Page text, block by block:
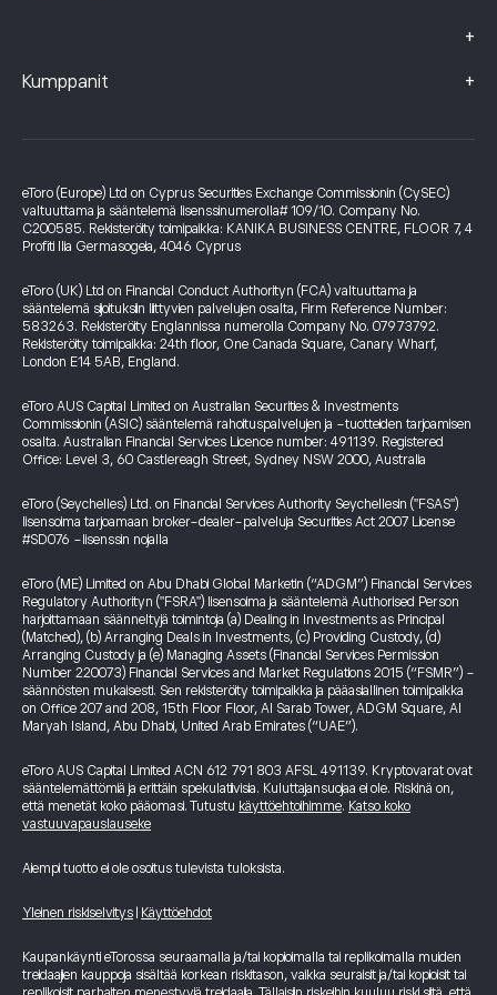
+
Kumppanit +
eToro (Europe) Ltd on Cyprus Securities Exchange Commissionin (CySEC)
valtuuttama ja sääntelemä lisenssinumerolla# 109/10. Company No.
C200585. Rekisteröity toimipaikka: KANIKA BUSINESS CENTRE, FLOOR 7, 4
Profiti Ilia Germasogeia, 4046 Cyprus
eToro (UK) Ltd on Financial Conduct Authorityn (FCA) valtuuttama ja
sääntelemä sijoituksiin liittyvien palvelujen osalta, Firm Reference Number:
583263. Rekisteröity Englannissa numerolla Company No. 07973792.
Rekisteröity toimipaikka: 24th floor, One Canada Square, Canary Wharf,
London E14 5AB, England.
eToro AUS Capital Limited on Australian Securities & Investments
Commissionin (ASIC) sääntelemä rahoituspalvelujen ja -tuotteiden tarjoamisen
osalta. Australian Financial Services Licence number: 491139. Registered
Office: Level 3, 60 Castlereagh Street, Sydney NSW 2000, Australia
eToro (Seychelles) Ltd. on Financial Services Authority Seychellesin ("FSAS")
lisensoima tarjoamaan broker-dealer-palveluja Securities Act 2007 License
#SD076 -lisenssin nojalla
eToro (ME) Limited on Abu Dhabi Global Marketin (“ADGM”) Financial Services
Regulatory Authorityn ("FSRA") lisensoima ja sääntelemä Authorised Person
harjoittamaan säänneltyjä toimintoja (a) Dealing in Investments as Principal
(Matched), (b) Arranging Deals in Investments, (c) Providing Custody, (d)
Arranging Custody ja (e) Managing Assets (Financial Services Permission
Number 220073) Financial Services and Market Regulations 2015 (“FSMR”) -
säännösten mukaisesti. Sen rekisteröity toimipaikka ja pääasiallinen toimipaikka
on Office 207 and 208, 15th Floor Floor, Al Sarab Tower, ADGM Square, Al
Maryah Island, Abu Dhabi, United Arab Emirates (“UAE”).
eToro AUS Capital Limited ACN 612 791 803 AFSL 491139. Kryptovarat ovat
sääntelemättömiä ja erittäin spekulatiivisia. Kuluttajansuojaa ei ole. Riskinä on,
että menetät koko pääomasi. Tutustu käyttöehtoihimme. Katso koko
vastuuvapauslauseke
Aiempi tuotto ei ole osoitus tulevista tuloksista.
Yleinen riskiselvitys Käyttöehdot
Kaupankäynti eTorossa seuraamalla ja/tai kopioimalla tai replikoimalla muiden
treidaajien kauppoja sisältää korkean riskitason, vaikka seuraisit ja/tai kopioisit tai